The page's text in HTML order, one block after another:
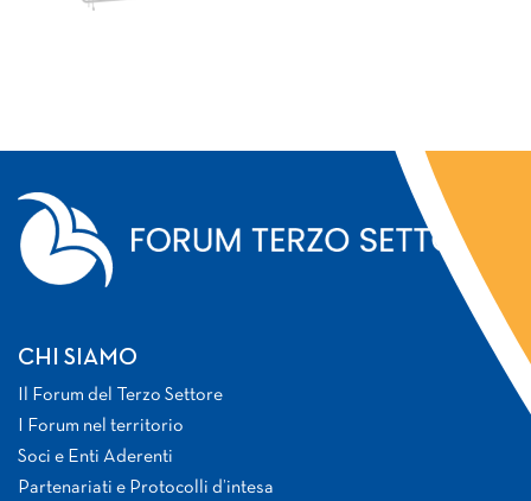
CHI SIAMO
Il Forum del Terzo Settore
I Forum nel territorio
Soci e Enti Aderenti
Partenariati e Protocolli d’intesa